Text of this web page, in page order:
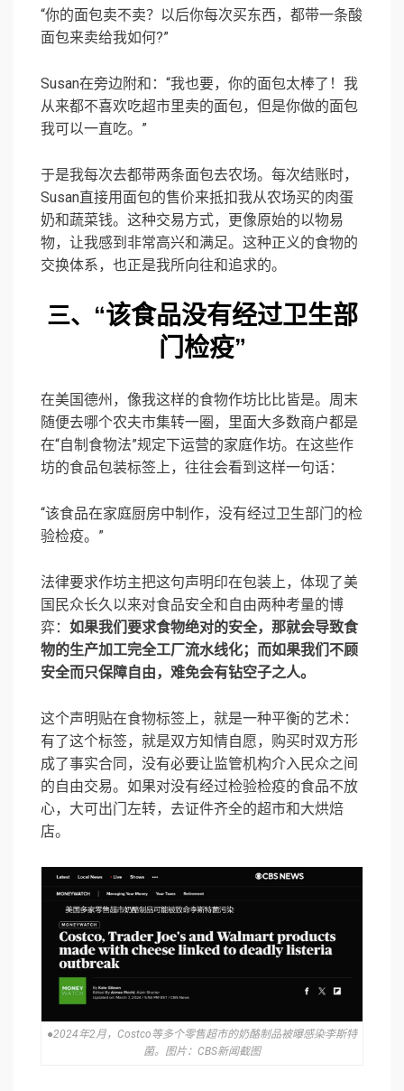
“你的面包卖不卖？以后你每次买东西，都带一条酸
面包来卖给我如何?”
Susan在旁边附和：“我也要，你的面包太棒了！我
从来都不喜欢吃超市里卖的面包，但是你做的面包
我可以一直吃。”
于是我每次去都带两条面包去农场。每次结账时，
Susan直接用面包的售价来抵扣我从农场买的肉蛋
奶和蔬菜钱。这种交易方式，更像原始的以物易
物，让我感到非常高兴和满足。这种正义的食物的
交换体系，也正是我所向往和追求的。
三、 “该食品没有经过卫生部
门检疫”
在美国德州，像我这样的食物作坊比比皆是。周末
随便去哪个农夫市集转一圈，里面大多数商户都是
在“自制食物法”规定下运营的家庭作坊。在这些作
坊的食品包装标签上，往往会看到这样一句话：
“该食品在家庭厨房中制作，没有经过卫生部门的检
验检疫。”
法律要求作坊主把这句声明印在包装上，体现了美
国民众长久以来对食品安全和自由两种考量的博
弈： 如果我们要求食物绝对的安全，那就会导致食
物的生产加工完全工厂流水线化；而如果我们不顾
安全而只保障自由，难免会有钻空子之人。
这个声明贴在食物标签上，就是一种平衡的艺术：
有了这个标签，就是双方知情自愿，购买时双方形
成了事实合同，没有必要让监管机构介入民众之间
的自由交易。如果对没有经过检验检疫的食品不放
心，大可出门左转，去证件齐全的超市和大烘焙
店。
●2024年2月，Costco等多个零售超市的奶酪制品被曝感染李斯特
菌。图片：CBS新闻截图